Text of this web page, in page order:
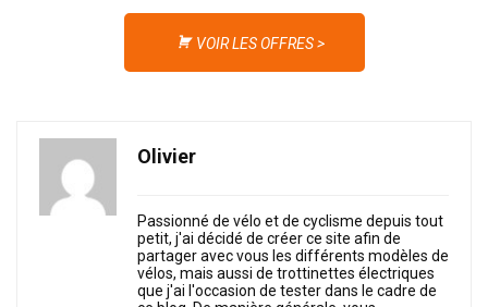
VOIR LES OFFRES >
Olivier
Passionné de vélo et de cyclisme depuis tout
petit, j'ai décidé de créer ce site afin de
partager avec vous les différents modèles de
vélos, mais aussi de trottinettes électriques
que j'ai l'occasion de tester dans le cadre de